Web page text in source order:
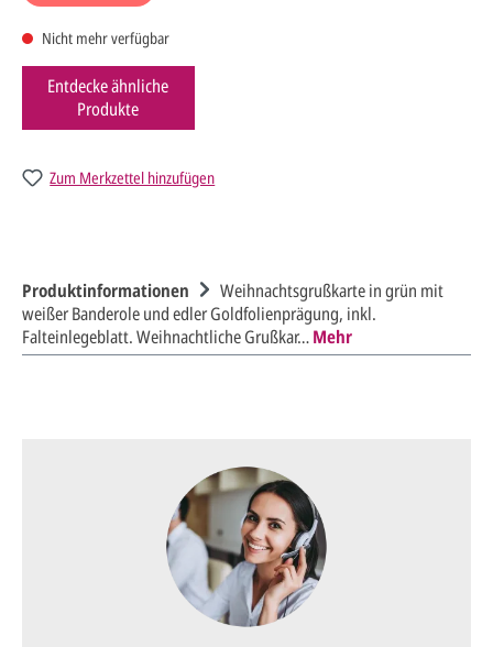
Nicht mehr verfügbar
Entdecke ähnliche
Produkte
Zum Merkzettel hinzufügen
Produktinformationen
Weihnachtsgrußkarte in grün mit
weißer Banderole und edler Goldfolienprägung, inkl.
Falteinlegeblatt. Weihnachtliche Grußkar…Mehr